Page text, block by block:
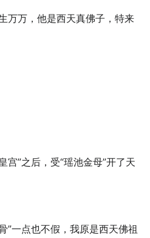
万万，他是西天真佛子，特来
宫”之后，受“瑶池金母”开了天
”一点也不假，我原是西天佛祖